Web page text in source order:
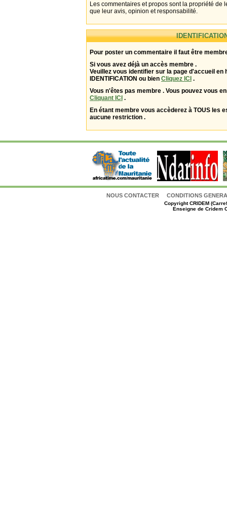
Les commentaires et propos sont la propriété de
que leur avis, opinion et responsabilité.
Pour poster un commentaire il faut être
Si vous avez déjà un accès membre .
Veuillez vous identifier sur la page d'accueil en
IDENTIFICATION ou bien Cliquez ICI .
Vous n'êtes pas membre . Vous pouvez vous
Cliquant ICI .
En étant membre vous accèderez à TOUS les
aucune restriction .
NOUS CONTACTER CONDITIONS
CopyrightCRIDEM
Enseigne de Cridem